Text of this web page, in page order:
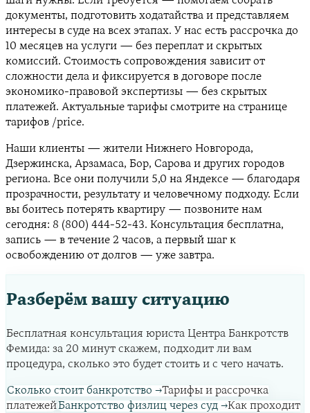
документы, подготовить ходатайства и представляем
интересы в суде на всех этапах. У нас есть рассрочка до
10 месяцев на услуги — без переплат и скрытых
комиссий. Стоимость сопровождения зависит от
сложности дела и фиксируется в договоре после
экономико-правовой экспертизы — без скрытых
платежей. Актуальные тарифы смотрите на странице
тарифов /price.
Наши клиенты — жители Нижнего Новгорода,
Дзержинска, Арзамаса, Бор, Сарова и других городов
региона. Все они получили 5,0 на Яндексе — благодаря
прозрачности, результату и человечному подходу. Если
вы боитесь потерять квартиру — позвоните нам
сегодня: 8 (800) 444-52-43. Консультация бесплатна,
запись — в течение 2 часов, а первый шаг к
освобождению от долгов — уже завтра.
Разберём вашу ситуацию
Бесплатная консультация юриста Центра Банкротств
Фемида: за 20 минут скажем, подходит ли вам
процедура, сколько это будет стоить и с чего начать.
Сколько стоит банкротство →Тарифы и рассрочка
платежейБанкротство физлиц через суд →Как проходит